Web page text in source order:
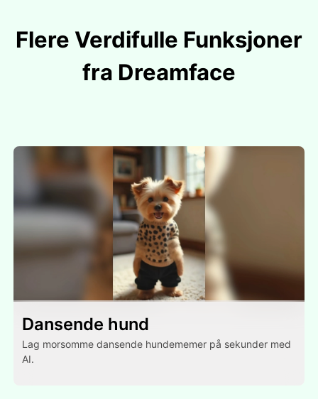
Flere Verdifulle Funksjoner
fra Dreamface
Dansende hund
Lag morsomme dansende hundememer på sekunder med
AI.